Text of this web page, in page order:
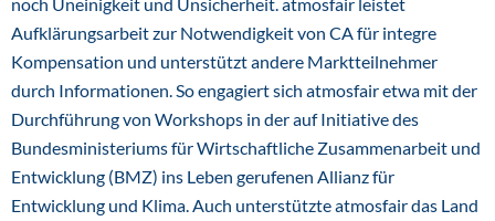
Aufklärungsarbeit zur Notwendigkeit von CA für integre
Kompensation und unterstützt andere Marktteilnehmer
durch Informationen. So engagiert sich atmosfair etwa mit der
Durchführung von Workshops in der auf Initiative des
Bundesministeriums für Wirtschaftliche Zusammenarbeit und
Entwicklung (BMZ) ins Leben gerufenen Allianz für
Entwicklung und Klima. Auch unterstützte atmosfair das Land